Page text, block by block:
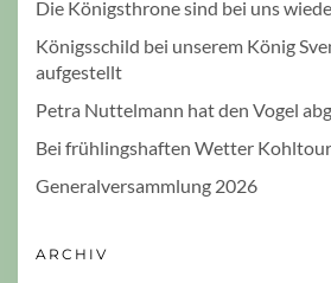
Die Königsthrone sind bei uns
Königsschild bei unserem König
aufgestellt
Petra Nuttelmann hat den Vogel
Bei frühlingshaften Wetter
Generalversammlung 2026
ARCHIV